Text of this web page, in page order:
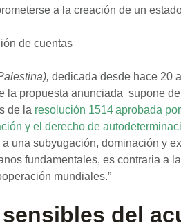
a la creación de un
de cuentas
dedicada desde hace 20
la propuesta anunciada supone
de la resolución 1514aprobada
y el derecho de autod
una subyugación, dominación y
fundamentales, es contraria a
mundiales.”
del